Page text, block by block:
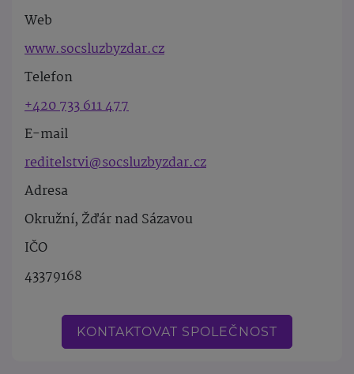
Web
www.socsluzbyzdar.cz
Telefon
+420 733 611 477
E-mail
reditelstvi@socsluzbyzdar.cz
Adresa
Okružní, Žďár nad Sázavou
IČO
43379168
KONTAKTOVAT SPOLEČNOST